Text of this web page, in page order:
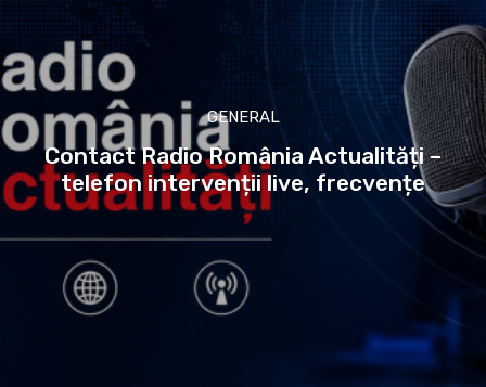
GENERAL
Contact Radio România Actualități –
telefon intervenții live, frecvențe